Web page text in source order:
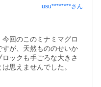
usu********さん
回のこのミナミマグロ
が、天然もののせいか
ックも手ごろな大きさ
思えませんでした。